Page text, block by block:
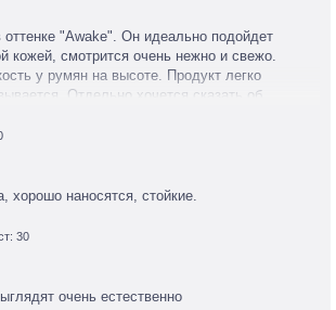
"Awake". Он идеально подойдет
кожей, смотрится очень нежно и свежо.
у румян на высоте. Продукт легко
Отдельно хочется сказать об
хорошо наносятся, стойкие.
30
очень естественно